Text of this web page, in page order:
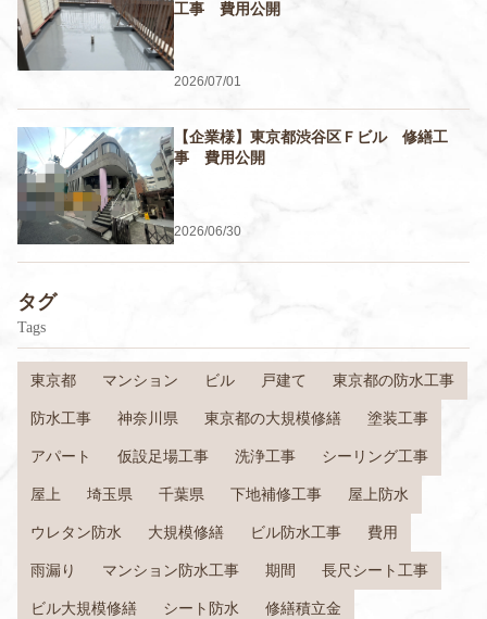
工事 費用公開
2026/07/01
【企業様】東京都渋谷区Ｆビル 修繕工
事 費用公開
2026/06/30
タグ
Tags
東京都 マンション ビル 戸建て 東京都の防水工事
防水工事 神奈川県 東京都の大規模修繕 塗装工事
アパート 仮設足場工事 洗浄工事 シーリング工事
屋上 埼玉県 千葉県 下地補修工事 屋上防水
ウレタン防水 大規模修繕 ビル防水工事 費用
雨漏り マンション防水工事 期間 長尺シート工事
ビル大規模修繕 シート防水 修繕積立金